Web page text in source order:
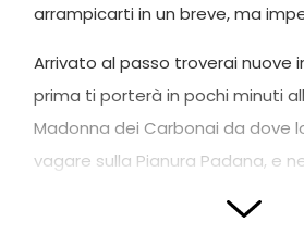
arrampicarti in un breve, ma
Arrivato al passo troverai nuove
prima ti porterà in pochi minuti
Madonna dei Carbonai da dove
vagare sulla Pianura Padana, e